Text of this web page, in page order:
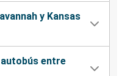
y Kansas
entre